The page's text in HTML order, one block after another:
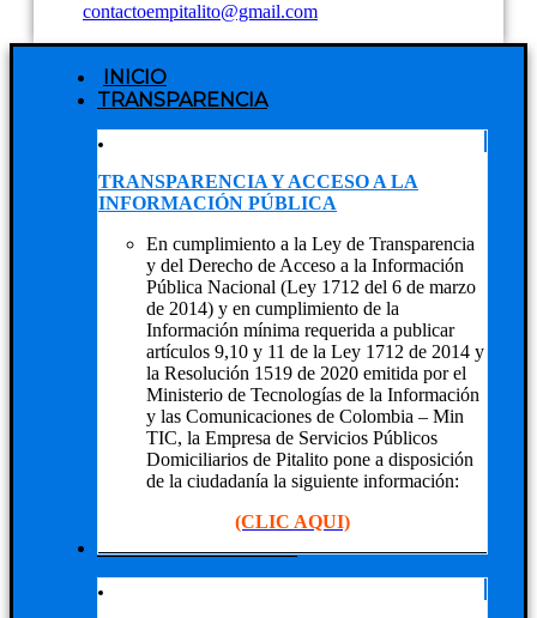
contactoempitalito@gmail.com
INICIO
TRANSPARENCIA
TRANSPARENCIA Y ACCESO A LA
INFORMACIÓN PÚBLICA
En cumplimiento a la Ley de Transparencia
y del Derecho de Acceso a la Información
Pública Nacional (Ley 1712 del 6 de marzo
de 2014) y en cumplimiento de la
Información mínima requerida a publicar
artículos 9,10 y 11 de la Ley 1712 de 2014 y
la Resolución 1519 de 2020 emitida por el
Ministerio de Tecnologías de la Información
y las Comunicaciones de Colombia – Min
TIC, la Empresa de Servicios Públicos
Domiciliarios de Pitalito pone a disposición
de la ciudadanía la siguiente información:
(CLIC AQUI)
NUESTRA EMPRESA